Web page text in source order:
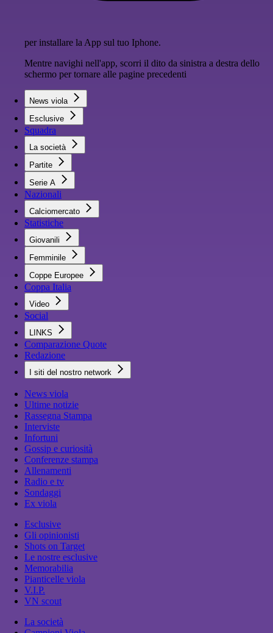
per installare la App sul tuo Iphone.
Mentre navighi nell'app, scorri il dito da sinistra a destra dello
schermo per tornare alle pagine precedenti
News viola
Esclusive
Squadra
La società
Partite
Serie A
Nazionali
Calciomercato
Statistiche
Giovanili
Femminile
Coppe Europee
Coppa Italia
Video
Social
LINKS
Comparazione Quote
Redazione
I siti del nostro network
News viola
Ultime notizie
Rassegna Stampa
Interviste
Infortuni
Gossip e curiosità
Conferenze stampa
Allenamenti
Radio e tv
Sondaggi
Ex viola
Esclusive
Gli opinionisti
Shots on Target
Le nostre esclusive
Memorabilia
Pianticelle viola
V.I.P.
VN scout
La società